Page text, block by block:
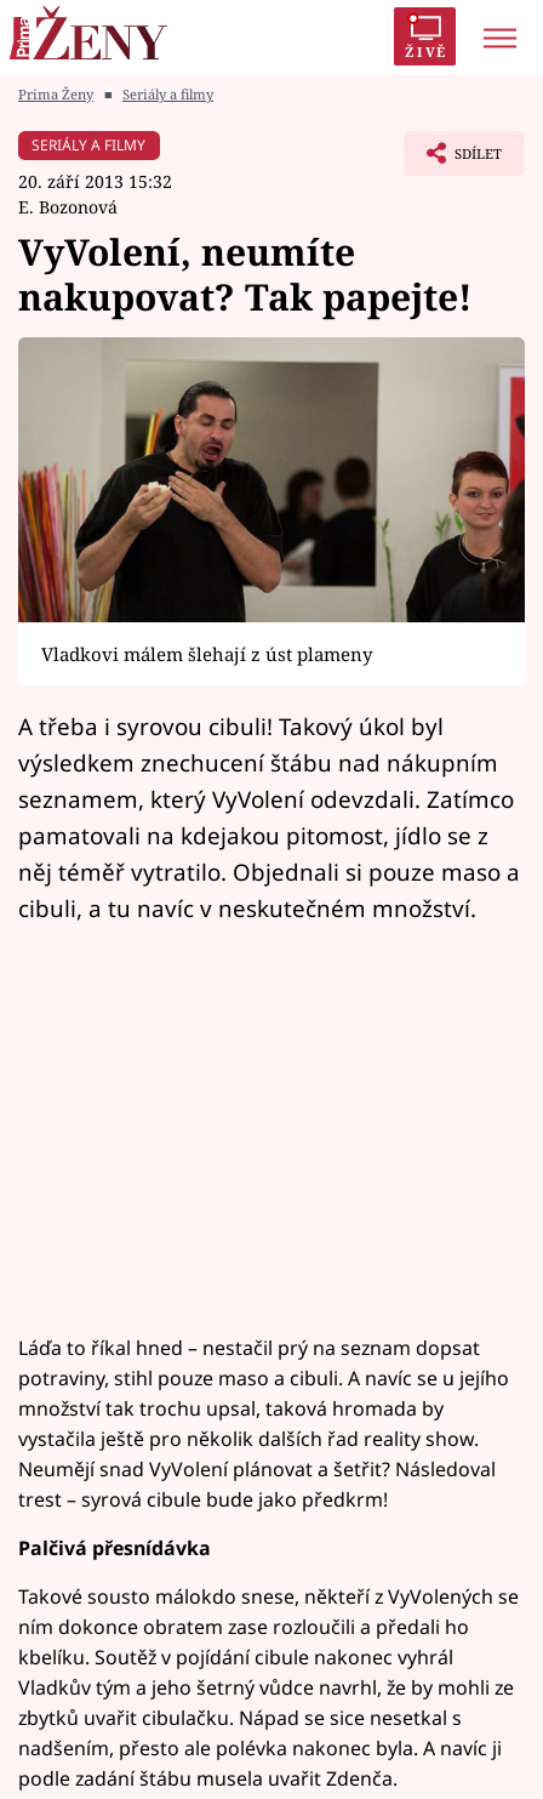
ŽIVĚ
Módní alarm
Témata
Seriály
Horoskopy
Sledujte prima+
Filmový festival Karlovy Vary
Pořady
Mámy sobě
Přihlášení
Prima Ženy ■ Seriály a filmy
SERIÁLY A FILMY
20. září 2013 15:32
E. Bozonová
SDÍLET
VyVolení, neumíte
nakupovat? Tak papejte!
Vladkovi málem šlehají z úst plameny
A třeba i syrovou cibuli! Takový úkol byl
výsledkem znechucení štábu nad nákupním
seznamem, který VyVolení odevzdali. Zatímco
pamatovali na kdejakou pitomost, jídlo se z
něj téměř vytratilo. Objednali si pouze maso a
cibuli, a tu navíc v neskutečném množství.
Láďa to říkal hned – nestačil prý na seznam dopsat
potraviny, stihl pouze maso a cibuli. A navíc se u jejího
množství tak trochu upsal, taková hromada by
vystačila ještě pro několik dalších řad reality show.
Neumějí snad VyVolení plánovat a šetřit? Následoval
trest – syrová cibule bude jako předkrm!
Palčivá přesnídávka
Takové sousto málokdo snese, někteří z VyVolených se
ním dokonce obratem zase rozloučili a předali ho
kbelíku. Soutěž v pojídání cibule nakonec vyhrál
Vladkův tým a jeho šetrný vůdce navrhl, že by mohli ze
zbytků uvařit cibulačku. Nápad se sice nesetkal s
nadšením, přesto ale polévka nakonec byla. A navíc ji
podle zadání štábu musela uvařit Zdenča.